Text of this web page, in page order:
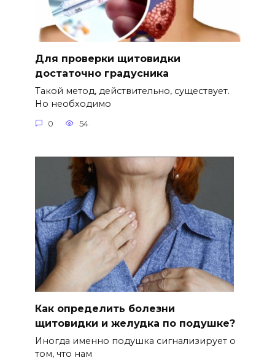
Для проверки щитовидки
достаточно градусника
Такой метод, действительно, существует.
Но необходимо
0 54
Как определить болезни
щитовидки и желудка по подушке?
Иногда именно подушка сигнализирует о
том, что нам